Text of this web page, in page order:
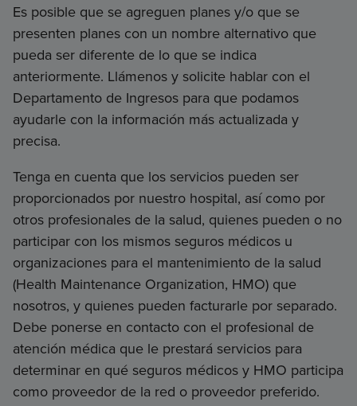
Es posible que se agreguen planes y/o que se
presenten planes con un nombre alternativo que
pueda ser diferente de lo que se indica
anteriormente. Llámenos y solicite hablar con el
Departamento de Ingresos para que podamos
ayudarle con la información más actualizada y
precisa.
Tenga en cuenta que los servicios pueden ser
proporcionados por nuestro hospital, así como por
otros profesionales de la salud, quienes pueden o no
participar con los mismos seguros médicos u
organizaciones para el mantenimiento de la salud
(Health Maintenance Organization, HMO) que
nosotros, y quienes pueden facturarle por separado.
Debe ponerse en contacto con el profesional de
atención médica que le prestará servicios para
determinar en qué seguros médicos y HMO participa
como proveedor de la red o proveedor preferido.